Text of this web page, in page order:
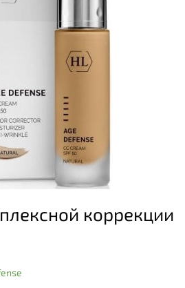
коррекции